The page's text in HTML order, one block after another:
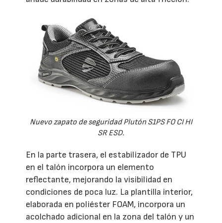
Nuevo zapato de seguridad Plutón S1PS FO CI HI
SR ESD.
En la parte trasera, el estabilizador de TPU
en el talón incorpora un elemento
reflectante, mejorando la visibilidad en
condiciones de poca luz. La plantilla interior,
elaborada en poliéster FOAM, incorpora un
acolchado adicional en la zona del talón y un